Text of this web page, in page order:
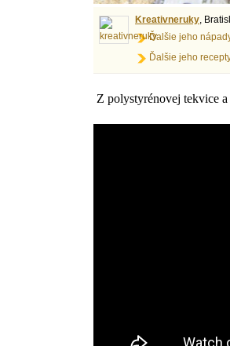
Kreativneruky,
Ďalšie jeho
Ďalšie jeho
Z polystyrénovej tekvice